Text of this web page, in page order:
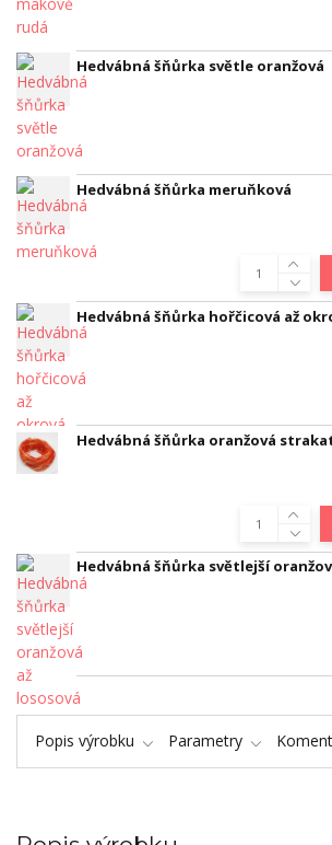
Hedvábná šňůrka světle oranžová
Hedvábná šňůrka meruňková
Hedvábná šňůrka hořčicová až
Hedvábná šňůrka oranžová
Hedvábná šňůrka světlejší
Popis výrobku Parametry